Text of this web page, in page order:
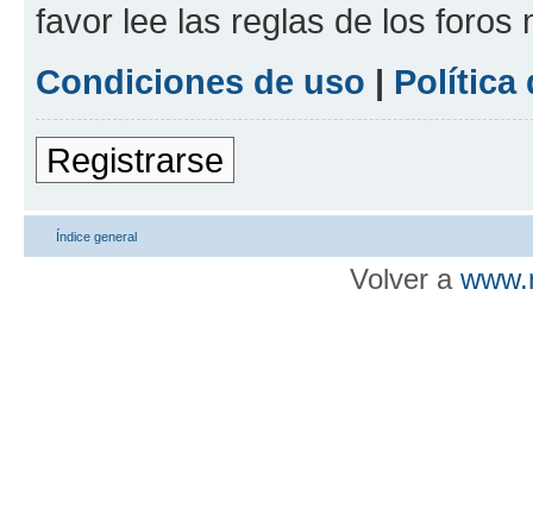
favor lee las reglas de los foros
Condiciones de uso | Política
Registrarse
Índice general
Volver a